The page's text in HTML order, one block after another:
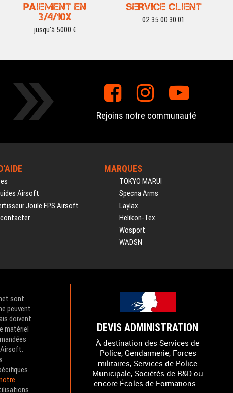
PAIEMENT EN
3/4/10X
jusqu'à 5000 €
SERVICE CLIENT
02 35 00 30 01
Rejoins notre communauté
Airsoft
Joule FPS Airsoft
MARQUES
TOKYO MARUI
Specna Arms
Laylax
Helikon-Tex
Wosport
WADSN
sont
peuvent
doivent
matériel
DEVIS ADMINISTRATION
À destination des Services de
Police, Gendarmerie, Forces
militaires, Services de Police
Municipale, Sociétés de R&D ou
encore Écoles de Formations...